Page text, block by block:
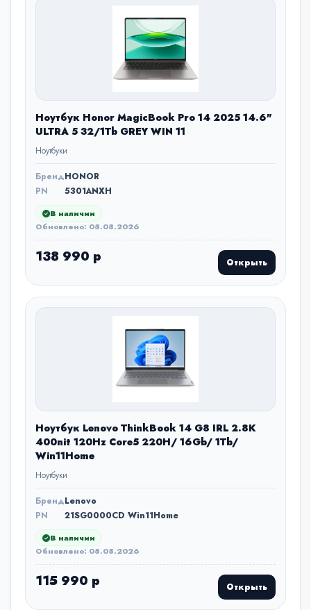
Ноутбук Honor MagicBook Pro 14 2025 14.6"
ULTRA 5 32/1Tb GREY WIN 11
Ноутбуки
БрендHONOR
PN
5301ANXH
В наличии
Обновлено: 08.08.2026
138 990 р Открыть
Ноутбук Lenovo ThinkBook 14 G8 IRL 2.8K
400nit 120Hz Core5 220H/ 16Gb/ 1Tb/
Win11Home
Ноутбуки
БрендLenovo
PN
21SG0000CD Win11Home
В наличии
Обновлено: 08.08.2026
115 990 р Открыть